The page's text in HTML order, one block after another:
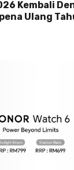
Kembali
Ulang